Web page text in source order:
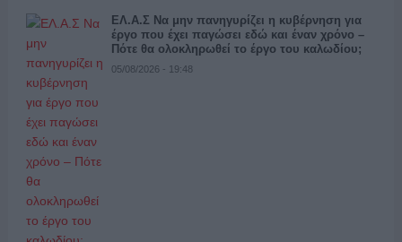
ΕΛ.Α.Σ Να μην πανηγυρίζει η κυβέρνηση για
έργο που έχει παγώσει εδώ και έναν χρόνο –
Πότε θα ολοκληρωθεί το έργο του καλωδίου;
05/08/2026 - 19:48